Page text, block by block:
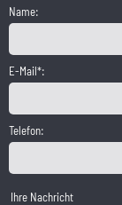
Name:
E-Mail*:
Telefon:
Ihre Nachricht